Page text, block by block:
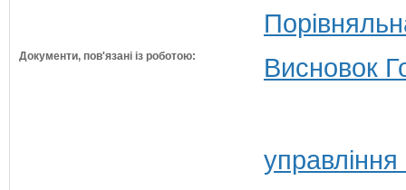
Документи, пов'язані із роботою: Висновок